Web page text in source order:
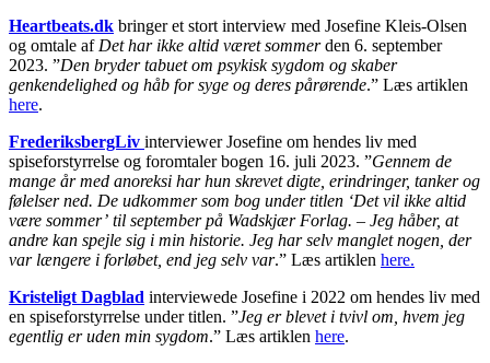
Heartbeats.dk bringer et stort interview med Josefine Kleis-Olsen
og omtale afDet har ikke altid været sommerden 6. september
2023. ”Den bryder tabuet om psykisk sygdom og skaber
genkendelighed og håb for syge og deres pårørende.” Læs artiklen
here.
FrederiksbergLiv interviewer Josefine om hendes liv med
spiseforstyrrelse og foromtaler bogen 16. juli 2023. ”Gennem de
mange år med anoreksi har hun skrevet digte, erindringer, tanker og
følelser ned. De udkommer som bog under titlen ‘Det vil ikke altid
være sommer’ til september på Wadskjær Forlag. – Jeg håber, at
andre kan spejle sig i min historie. Jeg har selv manglet nogen, der
var længere i forløbet, end jeg selv var.” Læs artiklen here.
Kristeligt Dagblad interviewede Josefine i 2022 om hendes liv med
en spiseforstyrrelse under titlen. ”Jeg er blevet i tvivl om, hvem jeg
egentlig er uden min sygdom.” Læs artiklen here.